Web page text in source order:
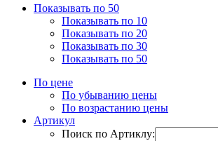
Показывать по 50
Показывать по 10
Показывать по 20
Показывать по 30
Показывать по 50
По цене
По убыванию цены
По возрастанию цены
Артикул
Поиск по Артиклу: